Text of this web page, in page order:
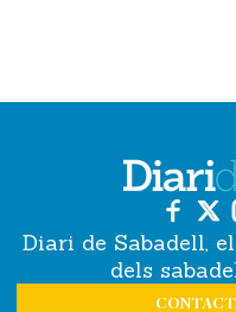
Diari de Sabadell,
dels